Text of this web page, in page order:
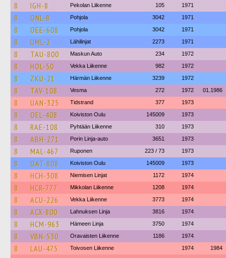
8 IGH-8 Pekolan Liikenne 105 1971
8 ONL-8 Pohjola 3042 1971
8 OEE-608 Pohjola 3042 1971
8 UML-2 Lähilinjat 2273 1971
8 TAU-800 Maskun Auto 234 1972
8 HOL-50 Vekka Liikenne 982 1972
8 ZKU-21 Härmän Liikenne 3239 1972
8 TAV-108 Vesma 272 1972 01.1986
8 UAN-325 Tidstrand 377 1973
8 OEL-408 Koiviston Oulu 145009 1973
8 RAE-108 Pyhtään Liikenne 310 1973
8 ABH-271 Porin Linja-auto 3651 1973
8 MAL-467 Ruponen 223 / 73 1973
8 OAT-808 Koiviston Oulu 145009 1973
8 HCH-308 Niemisen Linjat 1172 1974
8 HCR-777 Mikkolan Liikenne 1208 1974
8 ACU-226 Vekka Liikenne 3773 1974
8 ACX-800 Lahnuksen Linja 3816 1974
8 HCM-963 Hämeen Linja 3750 1974
8 VBN-530 Oravaisten Liikenne 1186 1974
8 LAU-475 Toivosen Liikenne 1974 1984